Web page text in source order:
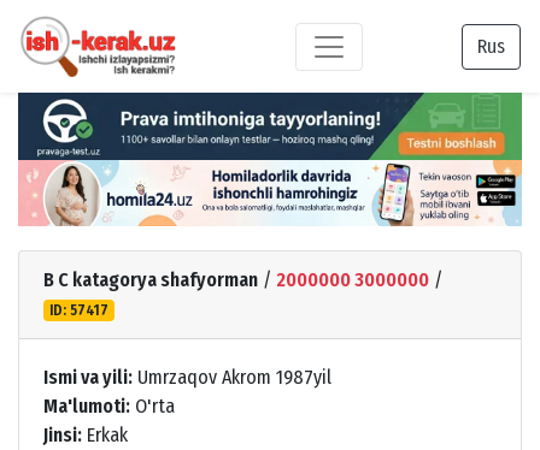
Rus
B C katagorya shafyorman / 2000000 3000000 /
ID: 57417
Ismi va yili: Umrzaqov Akrom 1987yil
Ma'lumoti: O'rta
Jinsi: Erkak